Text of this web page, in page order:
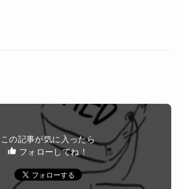
この記事が気に入ったら
フォローしてね！